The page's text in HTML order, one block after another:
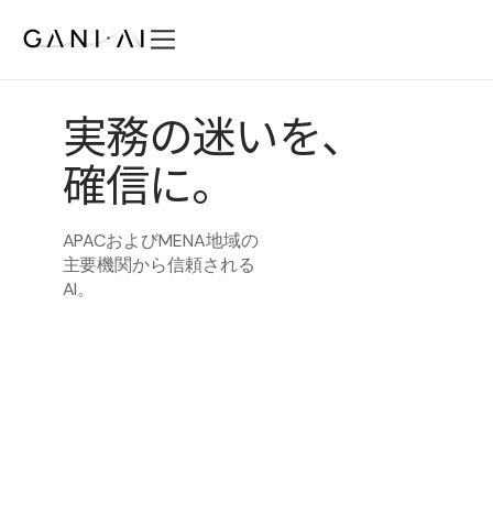
ソリューション
セキュリティ
料金プラン
会社概要
実務の迷いを、
確信に。
APACおよびMENA地域の
主要機関から信頼される
AI。